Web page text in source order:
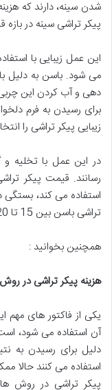
شدن سینه، دارند که
پیکر تراشی سینه در بازه قیمت 10 تا 25 میلیون
این عمل زیبایی با
می شود. باسن به دلیل
دهی و آب کردن این
برای رسیدن به فرم
زیبایی پیکر تراشی را
در این عمل با تخلیه
رسانند. قیمت پیکر
استفاده می کند، بستگی
تراشی باسن بین 15 تا 20 میلیون تومان متفاوت است.
همچنین بخوانید :
هزینه پیکر تراشی در
یکی از فاکتور های مهم
آن استفاده می شود،
دلیل برای رسیدن به
استفاده می کنند حالا
پیکر تراشی در روش